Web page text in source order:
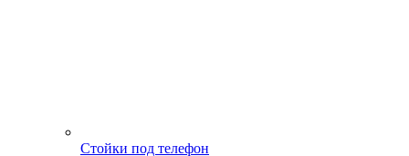
Стойки под телефон